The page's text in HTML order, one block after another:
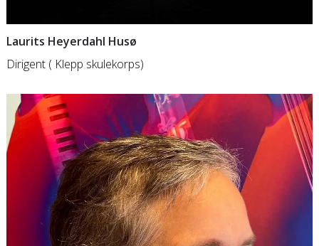
Laurits Heyerdahl Husø
Dirigent ( Klepp skulekorps)